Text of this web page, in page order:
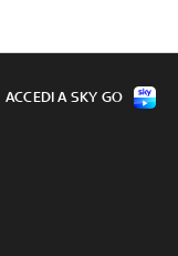
ACCEDI A SKY GO